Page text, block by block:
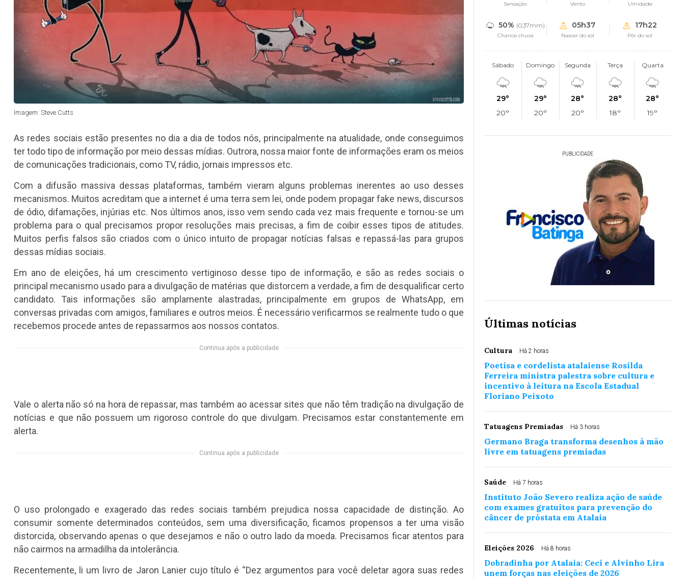
Imagem: Steve Cutts
As redes sociais estão presentes no dia a dia de todos nós, principalmente na atualidade, onde conseguimos
ter todo tipo de informação por meio dessas mídias. Outrora, nossa maior fonte de informações eram os meios
de comunicações tradicionais, como TV, rádio, jornais impressos etc.
Com a difusão massiva dessas plataformas, também vieram alguns problemas inerentes ao uso desses
mecanismos. Muitos acreditam que a internet é uma terra sem lei, onde podem propagar fake news, discursos
de ódio, difamações, injúrias etc. Nos últimos anos, isso vem sendo cada vez mais frequente e tornou-se um
problema para o qual precisamos propor resoluções mais precisas, a fim de coibir esses tipos de atitudes.
Muitos perfis falsos são criados com o único intuito de propagar notícias falsas e repassá-las para grupos
dessas mídias sociais.
Em ano de eleições, há um crescimento vertiginoso desse tipo de informação, e são as redes sociais o
principal mecanismo usado para a divulgação de matérias que distorcem a verdade, a fim de desqualificar certo
candidato. Tais informações são amplamente alastradas, principalmente em grupos de WhatsApp, em
conversas privadas com amigos, familiares e outros meios. É necessário verificarmos se realmente tudo o que
recebemos procede antes de repassarmos aos nossos contatos.
Continua após a publicidade
Vale o alerta não só na hora de repassar, mas também ao acessar sites que não têm tradição na divulgação de
notícias e que não possuem um rigoroso controle do que divulgam. Precisamos estar constantemente em
alerta.
Continua após a publicidade
O uso prolongado e exagerado das redes sociais também prejudica nossa capacidade de distinção. Ao
consumir somente determinados conteúdos, sem uma diversificação, ficamos propensos a ter uma visão
distorcida, observando apenas o que desejamos e não o outro lado da moeda. Precisamos ficar atentos para
não cairmos na armadilha da intolerância.
Recentemente, li um livro de Jaron Lanier cujo título é “Dez argumentos para você deletar agora suas redes
Sensação Vento Umidade
50% (0.37mm)
Chance chuva
05h37
Nascer do sol
17h22
Pôr do sol
Sábado
29°
20°
Domingo
29°
20°
Segunda
28°
20°
Terça
28°
18°
Quarta
28°
19°
PUBLICIDADE
Últimas notícias
Cultura Há 2 horas
Poetisa e cordelista atalaiense Rosilda
Ferreira ministra palestra sobre cultura e
incentivo à leitura na Escola Estadual
Floriano Peixoto
Tatuagens Premiadas Há 3 horas
Germano Braga transforma desenhos à mão
livre em tatuagens premiadas
Saúde Há 7 horas
Instituto João Severo realiza ação de saúde
com exames gratuitos para prevenção do
câncer de próstata em Atalaia
Eleições 2026 Há 8 horas
Dobradinha por Atalaia: Ceci e Alvinho Lira
unem forças nas eleições de 2026